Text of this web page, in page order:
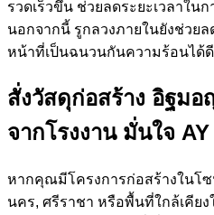
รวดเร็วขึ้น ช่วยลดระยะเวลาใน
นอกจากนี้ รูกลวงภายในยังช่วย
หน้าที่เป็นฉนวนกันความร้อนได้
สั่งวัสดุก่อสร้าง อิฐมอ
จากโรงงาน มั่นใจ
หากคุณมีโครงการก่อสร้างในโ
นคร, ศรีราชา หรือพื้นที่ใกล้เคีย